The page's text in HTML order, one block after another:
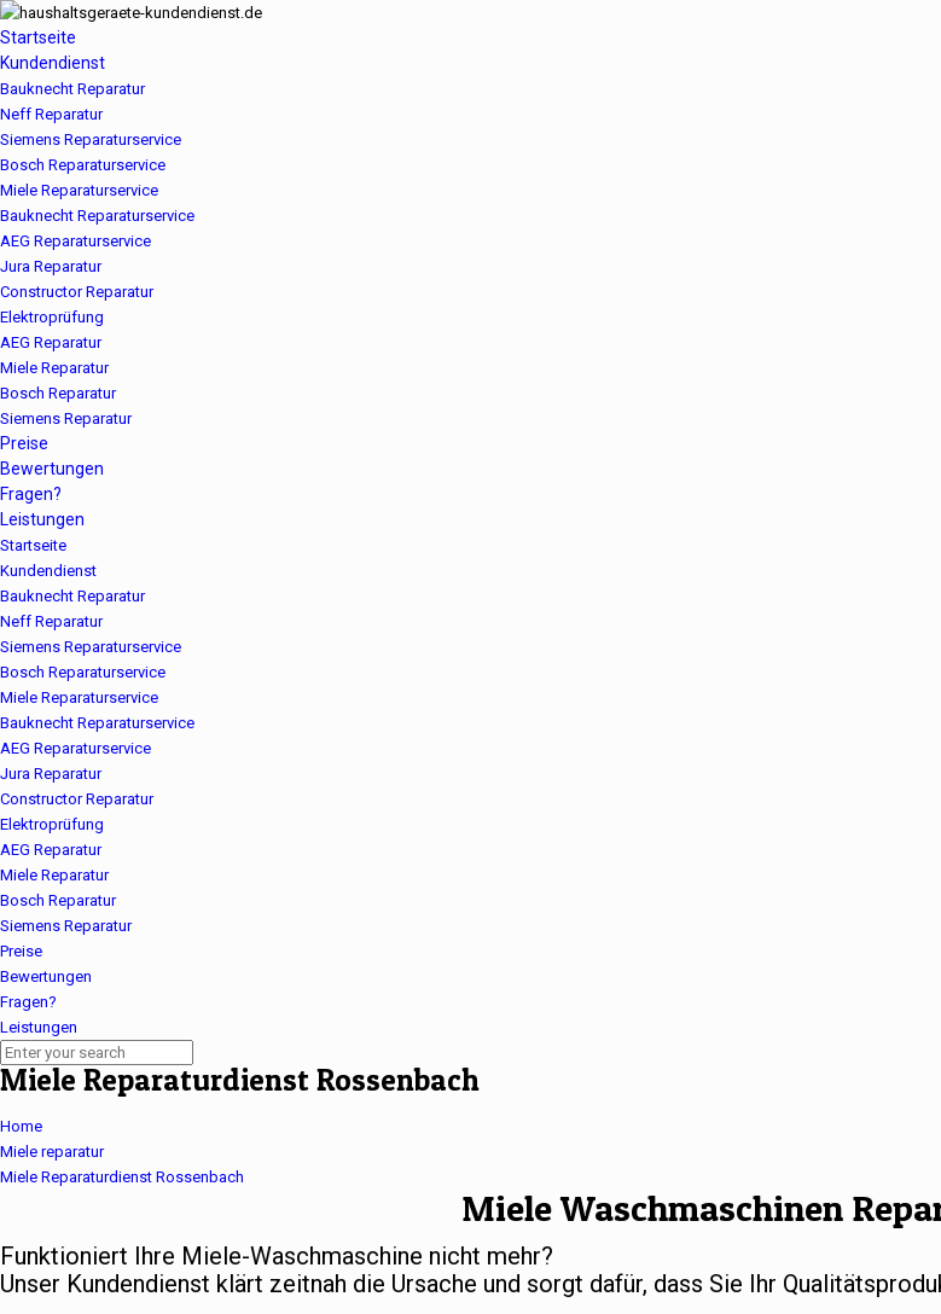
Startseite
Kundendienst
Bauknecht Reparatur
Neff Reparatur
Siemens Reparaturservice
Bosch Reparaturservice
Miele Reparaturservice
Bauknecht Reparaturservice
AEG Reparaturservice
Jura Reparatur
Constructor Reparatur
Elektroprüfung
AEG Reparatur
Miele Reparatur
Bosch Reparatur
Siemens Reparatur
Preise
Bewertungen
Fragen?
Leistungen
Startseite
Kundendienst
Bauknecht Reparatur
Neff Reparatur
Siemens Reparaturservice
Bosch Reparaturservice
Miele Reparaturservice
Bauknecht Reparaturservice
AEG Reparaturservice
Jura Reparatur
Constructor Reparatur
Elektroprüfung
AEG Reparatur
Miele Reparatur
Bosch Reparatur
Siemens Reparatur
Preise
Bewertungen
Fragen?
Leistungen
Miele Reparaturdienst Rossenbach
Home
Miele reparatur
Miele Reparaturdienst Rossenbach
Miele Waschmaschinen
Funktioniert Ihre Miele-Waschmaschine nicht mehr?
Unser Kundendienst klärt zeitnah die Ursache und sorgt dafür, dass Sie Ihr